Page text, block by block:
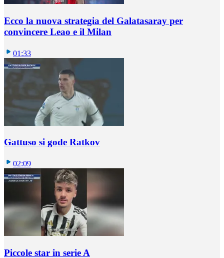
Ecco la nuova strategia del Galatasaray per
convincere Leao e il Milan
01:33
Gattuso si gode Ratkov
02:09
Piccole star in serie A